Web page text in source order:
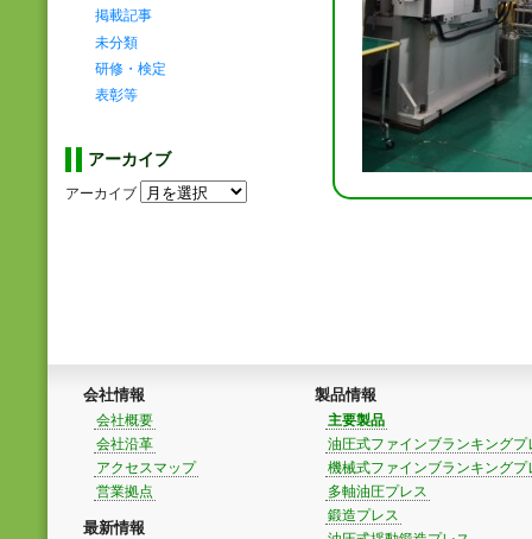
掲載記事
未分類
研修・検定
表彰等
アーカイブ
アーカイブ
会社情報
会社概要
会社沿革
アクセスマップ
営業拠点
最新情報
製品情報
主要製品
油圧式ファインブランキングプ
機械式ファインブランキングプ
多軸油圧プレス
鍛造プレス